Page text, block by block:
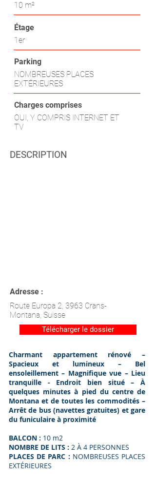
10 m²
Étage
1er
Parking
NOMBREUSES PLACES
EXTÉRIEURES
Charges comprises
OUI, Y COMPRIS INTERNET ET
TV
DESCRIPTION
Adresse :
Route Europa 2, 3963 Crans-
Montana, Suisse
Télécharger le dossier
Charmant appartement rénové –
Spacieux et lumineux – Bel
ensoleillement – Magnifique vue – Lieu
tranquille - Endroit bien situé – À
quelques minutes à pied du centre de
Montana et de toutes les commodités –
Arrêt de bus (navettes gratuites) et gare
du funiculaire à proximité
BALCON : 10 m2
NOMBRE DE LITS : 2 À 4 PERSONNES
PLACES DE PARC : NOMBREUSES PLACES
EXTÉRIEURES